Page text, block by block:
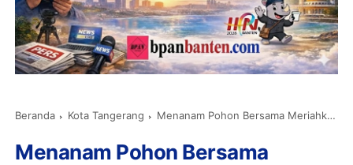
Beranda Kota Tangerang Menanam Pohon Bersama Meriahkan Rangkaian Festival Literasi Mookervart Kota Tangerang
Menanam Pohon Bersama